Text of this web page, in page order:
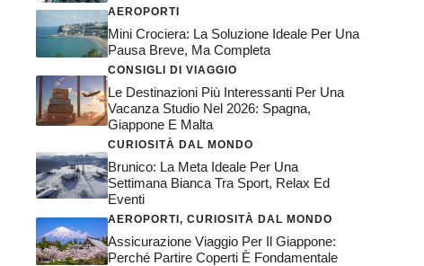
AEROPORTI
Mini Crociera: La Soluzione Ideale Per Una
Pausa Breve, Ma Completa
CONSIGLI DI VIAGGIO
Le Destinazioni Più Interessanti Per Una
Vacanza Studio Nel 2026: Spagna,
Giappone E Malta
CURIOSITÀ DAL MONDO
Brunico: La Meta Ideale Per Una
Settimana Bianca Tra Sport, Relax Ed
Eventi
AEROPORTI , CURIOSITÀ DAL MONDO
Assicurazione Viaggio Per Il Giappone:
Perché Partire Coperti È Fondamentale